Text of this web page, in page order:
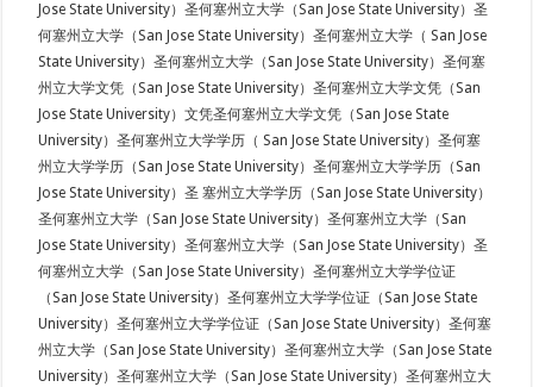
Jose State University）圣何塞州立大学（San Jose State University）圣
何塞州立大学（San Jose State University）圣何塞州立大学（ San Jose
State University）圣何塞州立大学（San Jose State University）圣何塞
州立大学文凭（San Jose State University）圣何塞州立大学文凭（San
Jose State University）文凭圣何塞州立大学文凭（San Jose State
University）圣何塞州立大学学历（ San Jose State University）圣何塞
州立大学学历（San Jose State University）圣何塞州立大学学历（San
Jose State University）圣 塞州立大学学历（San Jose State University）
圣何塞州立大学（San Jose State University）圣何塞州立大学（San
Jose State University）圣何塞州立大学（San Jose State University）圣
何塞州立大学（San Jose State University）圣何塞州立大学学位证
（San Jose State University）圣何塞州立大学学位证（San Jose State
University）圣何塞州立大学学位证（San Jose State University）圣何塞
州立大学（San Jose State University）圣何塞州立大学（San Jose State
University）圣何塞州立大学（San Jose State University）圣何塞州立大